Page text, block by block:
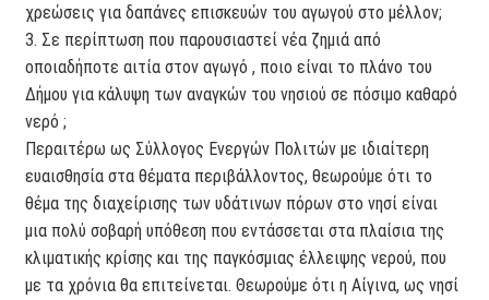
χρεώσεις για δαπάνες επισκευών του αγωγού στο μέλλον;
3. Σε περίπτωση που παρουσιαστεί νέα ζημιά από
οποιαδήποτε αιτία στον αγωγό , ποιο είναι το πλάνο του
Δήμου για κάλυψη των αναγκών του νησιού σε πόσιμο καθαρό
νερό ;
Περαιτέρω ως Σύλλογος Ενεργών Πολιτών με ιδιαίτερη
ευαισθησία στα θέματα περιβάλλοντος, θεωρούμε ότι το
θέμα της διαχείρισης των υδάτινων πόρων στο νησί είναι
μια πολύ σοβαρή υπόθεση που εντάσσεται στα πλαίσια της
κλιματικής κρίσης και της παγκόσμιας έλλειψης νερού, που
με τα χρόνια θα επιτείνεται. Θεωρούμε ότι η Αίγινα, ως νησί